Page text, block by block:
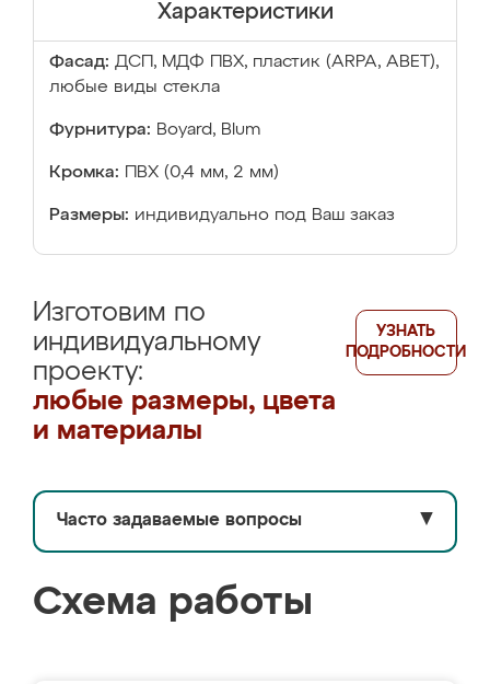
Характеристики
Фасад: ДСП, МДФ ПВХ, пластик (ARPA, ABET),
любые виды стекла
Фурнитура: Boyard, Blum
Кромка: ПВХ (0,4 мм, 2 мм)
Размеры: индивидуально под Ваш заказ
Изготовим по
индивидуальному
проекту:
любые размеры, цвета
и материалы
УЗНАТЬ
ПОДРОБНОСТИ
Часто задаваемые вопросы ▼
Схема работы